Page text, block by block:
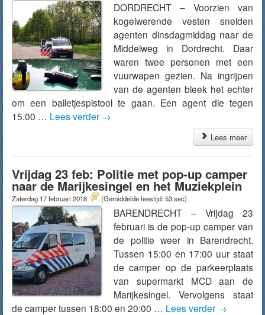
DORDRECHT – Voorzien van
kogelwerende vesten snelden
agenten dinsdagmiddag naar de
Middelweg in Dordrecht. Daar
waren twee personen met een
vuurwapen gezien. Na ingrijpen
van de agenten bleek het echter
om een balletjespistool te gaan. Een agent die tegen
15.00 … Lees verder →
Lees meer
Vrijdag 23 feb: Politie met pop-up camper
naar de Marijkesingel en het Muziekplein
Zaterdag 17 februari 2018 (Gemiddelde leestijd: 53 sec)
BARENDRECHT – Vrijdag 23
februari is de pop-up camper van
de politie weer in Barendrecht.
Tussen 15:00 en 17:00 uur staat
de camper op de parkeerplaats
van supermarkt MCD aan de
Marijkesingel. Vervolgens staat
de camper tussen 18:00 en 20:00 … Lees verder →